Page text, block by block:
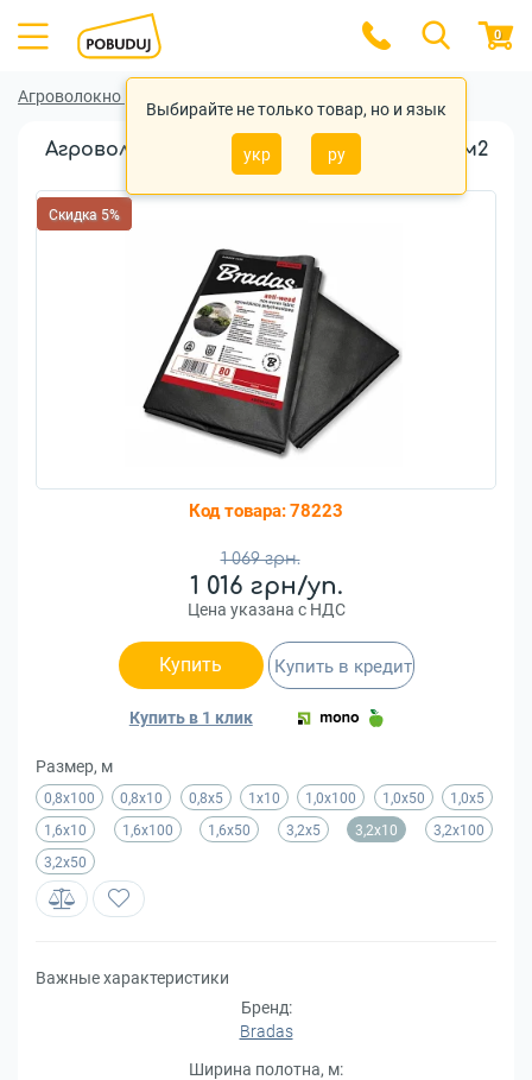
Выбирайте не только товар, но и язык
укр ру
0
Агроволокно
Агроволокно Bradas черное 3,2х10м 80г/м2
(AWB8032010)
Скидка 5%
Код товара:78223
1 069 грн.
1 016 грн/уп.
Цена указана с НДС
Купить
Купить в 1 клик
Купить в кредит
Размер, м
0,8х100 0,8х10 0,8х5 1х10 1,0х100 1,0х50
1,0х5
1,6х10
1,6х100 1,6х50 3,2х5 3,2х10
3,2х100
3,2х50
Важные характеристики
Бренд:
Bradas
Ширина полотна, м: